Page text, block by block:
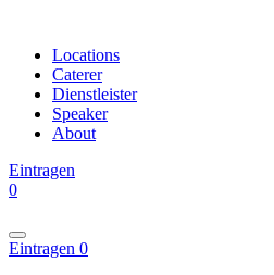
Locations
Caterer
Dienstleister
Speaker
About
Eintragen
0
Eintragen 0